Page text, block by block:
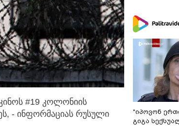
#19 კოლონიის
- ინფორმაციას რუსული
"იპოვონ
გიგა